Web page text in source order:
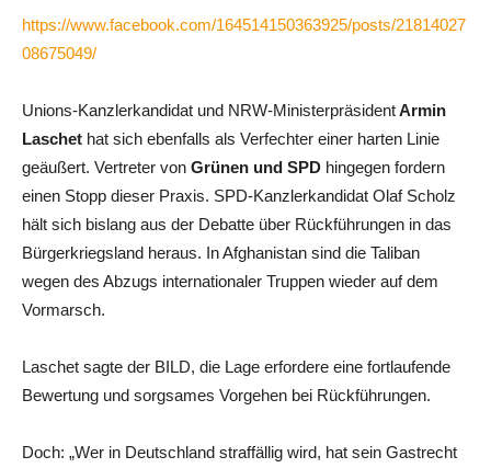
https://www.facebook.com/164514150363925/posts/21814027
08675049/
Unions-Kanzlerkandidat und NRW-MinisterpräsidentArmin
Laschet hat sich ebenfalls als Verfechter einer harten Linie
geäußert. Vertreter von Grünen und SPD hingegen fordern
einen Stopp dieser Praxis. SPD-Kanzlerkandidat Olaf Scholz
hält sich bislang aus der Debatte über Rückführungen in das
Bürgerkriegsland heraus. In Afghanistan sind die Taliban
wegen des Abzugs internationaler Truppen wieder auf dem
Vormarsch.
Laschet sagte der BILD, die Lage erfordere eine fortlaufende
Bewertung und sorgsames Vorgehen bei Rückführungen.
Doch: „Wer in Deutschland straffällig wird, hat sein Gastrecht